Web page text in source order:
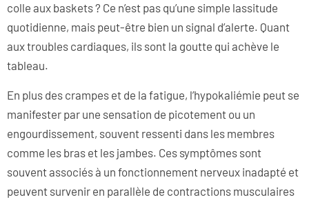
colle aux baskets ? Ce n’est pas qu’une simple lassitude
quotidienne, mais peut-être bien un signal d’alerte. Quant
aux troubles cardiaques, ils sont la goutte qui achève le
tableau.
En plus des crampes et de la fatigue, l’hypokaliémie peut se
manifester par une sensation de picotement ou un
engourdissement, souvent ressenti dans les membres
comme les bras et les jambes. Ces symptômes sont
souvent associés à un fonctionnement nerveux inadapté et
peuvent survenir en parallèle de contractions musculaires